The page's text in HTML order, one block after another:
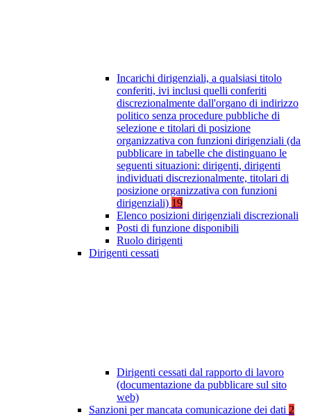
Incarichi dirigenziali, a qualsiasi titolo
conferiti, ivi inclusi quelli conferiti
discrezionalmente dall'organo di indirizzo
politico senza procedure pubbliche di
selezione e titolari di posizione
organizzativa con funzioni dirigenziali (da
pubblicare in tabelle che distinguano le
seguenti situazioni: dirigenti, dirigenti
individuati discrezionalmente, titolari di
posizione organizzativa con funzioni
dirigenziali) 19
Elenco posizioni dirigenziali discrezionali
Posti di funzione disponibili
Ruolo dirigenti
Dirigenti cessati
Dirigenti cessati dal rapporto di lavoro
(documentazione da pubblicare sul sito
web)
Sanzioni per mancata comunicazione dei dati 2